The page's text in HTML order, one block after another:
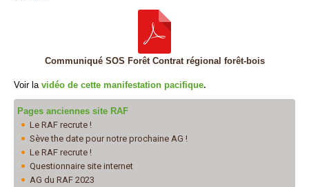
Communiqué SOS Forêt Contrat régional forêt-bois
Voir la vidéo de cette manifestation pacifique.
Pages anciennes site RAF
Le RAF recrute !
Sève the date pour notre prochaine AG !
Le RAF recrute !
Questionnaire site internet
AG du RAF 2023